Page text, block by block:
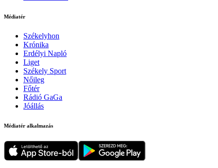
Médiatér
Székelyhon
Krónika
Erdélyi Napló
Liget
Székely Sport
Nőileg
Főtér
Rádió GaGa
Jóállás
Médiatér alkalmazás